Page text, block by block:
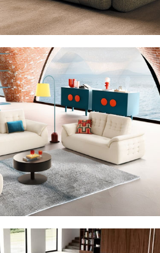
4650 STELVIO
2 assises coulissantes électriques